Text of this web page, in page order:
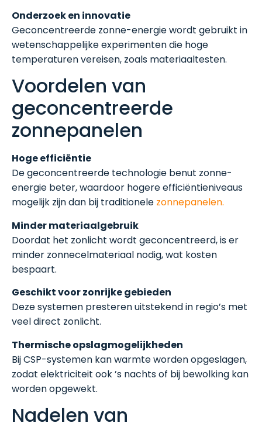
Onderzoek en innovatie
Geconcentreerde zonne-energie wordt gebruikt in
wetenschappelijke experimenten die hoge
temperaturen vereisen, zoals materiaaltesten.
Voordelen van
geconcentreerde
zonnepanelen
Hoge efficiëntie
De geconcentreerde technologie benut zonne-
energie beter, waardoor hogere efficiëntieniveaus
mogelijk zijn dan bij traditionele zonnepanelen.
Minder materiaalgebruik
Doordat het zonlicht wordt geconcentreerd, is er
minder zonnecelmateriaal nodig, wat kosten
bespaart.
Geschikt voor zonrijke gebieden
Deze systemen presteren uitstekend in regio’s met
veel direct zonlicht.
Thermische opslagmogelijkheden
Bij CSP-systemen kan warmte worden opgeslagen,
zodat elektriciteit ook ’s nachts of bij bewolking kan
worden opgewekt.
Nadelen van